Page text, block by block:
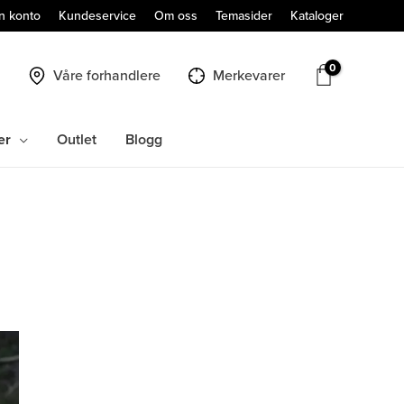
konto Kundeservice Om oss Temasider Kataloger
Våre forhandlere Merkevarer
Outlet Blogg